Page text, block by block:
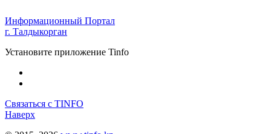
Информационный Портал
г. Талдыкорган
Установите приложение Tinfo
Связаться с TINFO
Наверх